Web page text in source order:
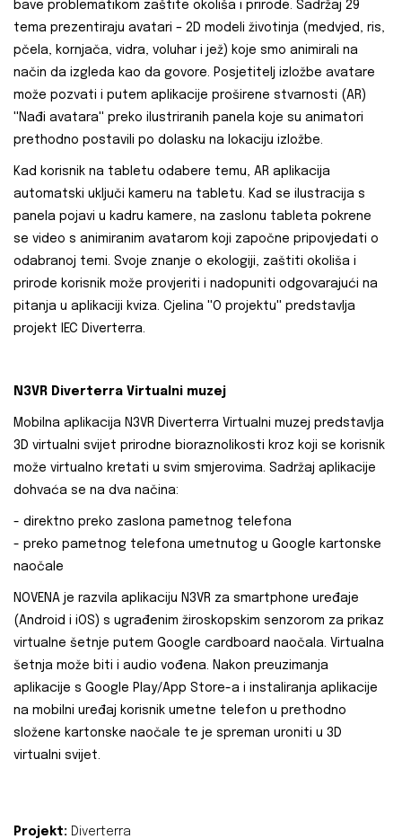
bave problematikom zaštite okoliša i prirode. Sadržaj 29
tema prezentiraju avatari – 2D modeli životinja (medvjed, ris,
pčela, kornjača, vidra, voluhar i jež) koje smo animirali na
način da izgleda kao da govore. Posjetitelj izložbe avatare
može pozvati i putem aplikacije proširene stvarnosti (AR)
''Nađi avatara'' preko ilustriranih panela koje su animatori
prethodno postavili po dolasku na lokaciju izložbe.
Kad korisnik na tabletu odabere temu, AR aplikacija
automatski uključi kameru na tabletu. Kad se ilustracija s
panela pojavi u kadru kamere, na zaslonu tableta pokrene
se video s animiranim avatarom koji započne pripovjedati o
odabranoj temi. Svoje znanje o ekologiji, zaštiti okoliša i
prirode korisnik može provjeriti i nadopuniti odgovarajući na
pitanja u aplikaciji kviza. Cjelina ''O projektu'' predstavlja
projekt IEC Diverterra.
N3VR Diverterra Virtualni muzej
Mobilna aplikacija N3VR Diverterra Virtualni muzej predstavlja
3D virtualni svijet prirodne bioraznolikosti kroz koji se korisnik
može virtualno kretati u svim smjerovima. Sadržaj aplikacije
dohvaća se na dva načina:
- direktno preko zaslona pametnog telefona
- preko pametnog telefona umetnutog u Google kartonske
naočale
NOVENA je razvila aplikaciju N3VR za smartphone uređaje
(Android i iOS) s ugrađenim žiroskopskim senzorom za prikaz
virtualne šetnje putem Google cardboard naočala. Virtualna
šetnja može biti i audio vođena. Nakon preuzimanja
aplikacije s Google Play/App Store-a i instaliranja aplikacije
na mobilni uređaj korisnik umetne telefon u prethodno
složene kartonske naočale te je spreman uroniti u 3D
virtualni svijet.
Projekt: Diverterra